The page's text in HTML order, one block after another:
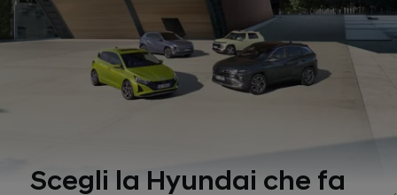
Scegli la Hyundai che fa